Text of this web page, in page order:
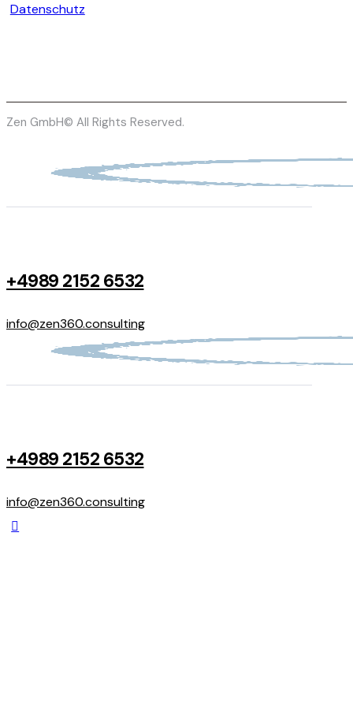
Datenschutz
Zen GmbH© All Rights Reserved.
+4989 2152 6532
info@zen360.consulting
+4989 2152 6532
info@zen360.consulting